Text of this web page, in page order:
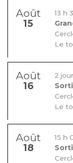
Août
15
13 h
Le
Août
16
2
Le
Août
18
15 h